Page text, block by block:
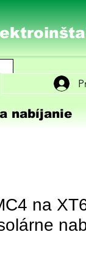
nabíjanie
na